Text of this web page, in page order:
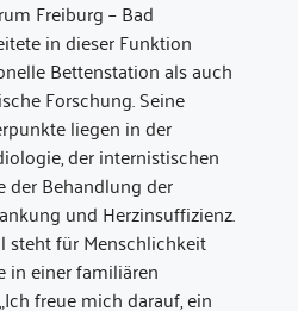
Freiburg – Bad
in dieser Funktion
Bettenstation als auch
Forschung. Seine
liegen in der
der internistischen
der Behandlung der
und Herzinsuffizienz.
steht für Menschlichkeit
in einer familiären
freue mich darauf, ein